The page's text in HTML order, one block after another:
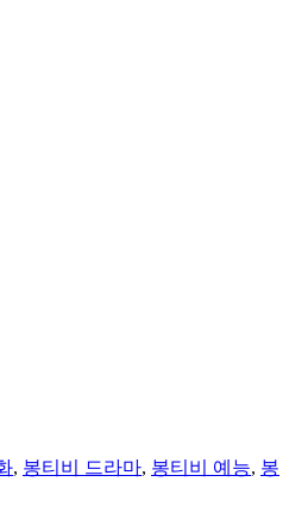
, 봉티비 드라마, 봉티비 예능, 봉